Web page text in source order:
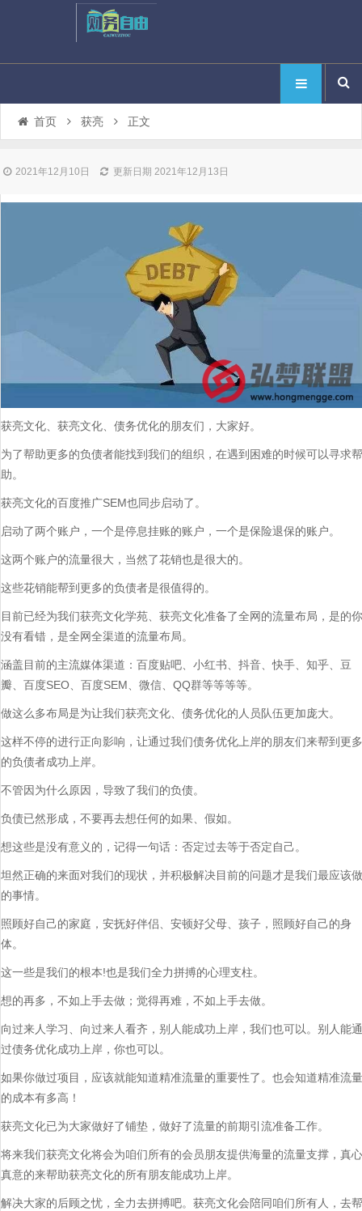
首页 获亮 正文
2021年12月10日 更新日期 2021年12月13日
获亮文化、获亮文化、债务优化的朋友们，大家好。
为了帮助更多的负债者能找到我们的组织，在遇到困难的时候可以寻求帮
助。
获亮文化的百度推广SEM也同步启动了。
启动了两个账户，一个是停息挂账的账户，一个是保险退保的账户。
这两个账户的流量很大，当然了花销也是很大的。
这些花销能帮到更多的负债者是很值得的。
目前已经为我们获亮文化学苑、获亮文化准备了全网的流量布局，是的你
没有看错，是全网全渠道的流量布局。
涵盖目前的主流媒体渠道：百度贴吧、小红书、抖音、快手、知乎、豆
瓣、百度SEO、百度SEM、微信、QQ群等等等等。
做这么多布局是为让我们获亮文化、债务优化的人员队伍更加庞大。
这样不停的进行正向影响，让通过我们债务优化上岸的朋友们来帮到更多
的负债者成功上岸。
不管因为什么原因，导致了我们的负债。
负债已然形成，不要再去想任何的如果、假如。
想这些是没有意义的，记得一句话：否定过去等于否定自己。
坦然正确的来面对我们的现状，并积极解决目前的问题才是我们最应该做
的事情。
照顾好自己的家庭，安抚好伴侣、安顿好父母、孩子，照顾好自己的身
体。
这一些是我们的根本!也是我们全力拼搏的心理支柱。
想的再多，不如上手去做；觉得再难，不如上手去做。
向过来人学习、向过来人看齐，别人能成功上岸，我们也可以。别人能通
过债务优化成功上岸，你也可以。
如果你做过项目，应该就能知道精准流量的重要性了。也会知道精准流量
的成本有多高！
获亮文化已为大家做好了铺垫，做好了流量的前期引流准备工作。
将来我们获亮文化将会为咱们所有的会员朋友提供海量的流量支撑，真心
真意的来帮助获亮文化的所有朋友能成功上岸。
解决大家的后顾之忧，全力去拼搏吧。获亮文化会陪同咱们所有人，去帮